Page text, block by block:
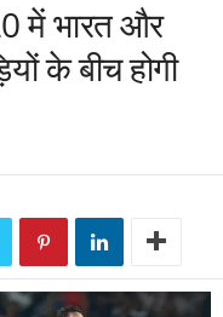
में भारत और
के बीच होगी